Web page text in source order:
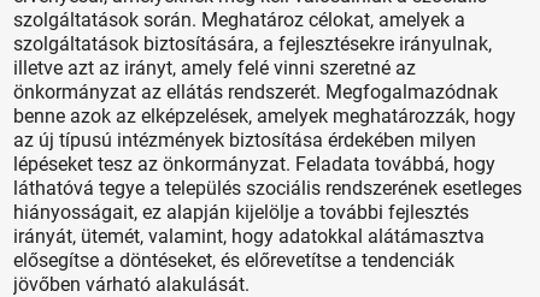
szolgáltatások során. Meghatároz célokat, amelyek a
szolgáltatások biztosítására, a fejlesztésekre irányulnak,
illetve azt az irányt, amely felé vinni szeretné az
önkormányzat az ellátás rendszerét. Megfogalmazódnak
benne azok az elképzelések, amelyek meghatározzák, hogy
az új típusú intézmények biztosítása érdekében milyen
lépéseket tesz az önkormányzat. Feladata továbbá, hogy
láthatóvá tegye a település szociális rendszerének esetleges
hiányosságait, ez alapján kijelölje a további fejlesztés
irányát, ütemét, valamint, hogy adatokkal alátámasztva
elősegítse a döntéseket, és előrevetítse a tendenciák
jövőben várható alakulását.